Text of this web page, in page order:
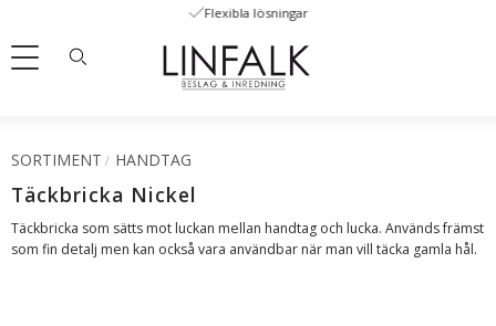
Meny
Flexibla lösningar
SORTIMENT HANDTAG
Täckbricka Nickel
Täckbricka som sätts mot luckan mellan handtag och lucka. Används främst
som fin detalj men kan också vara användbar när man vill täcka gamla hål.